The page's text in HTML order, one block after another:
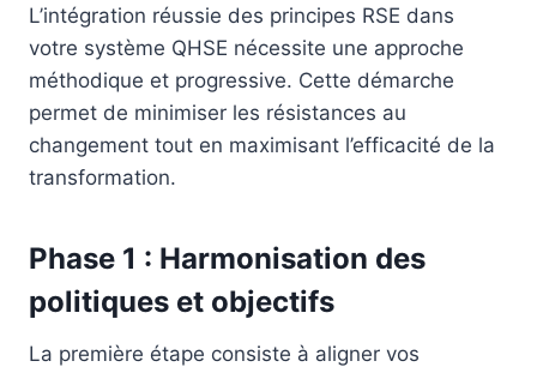
L’intégration réussie des principes RSE dans
votre système QHSE nécessite une approche
méthodique et progressive. Cette démarche
permet de minimiser les résistances au
changement tout en maximisant l’efficacité de la
transformation.
Phase 1 : Harmonisation des
politiques et objectifs
La première étape consiste à aligner vos